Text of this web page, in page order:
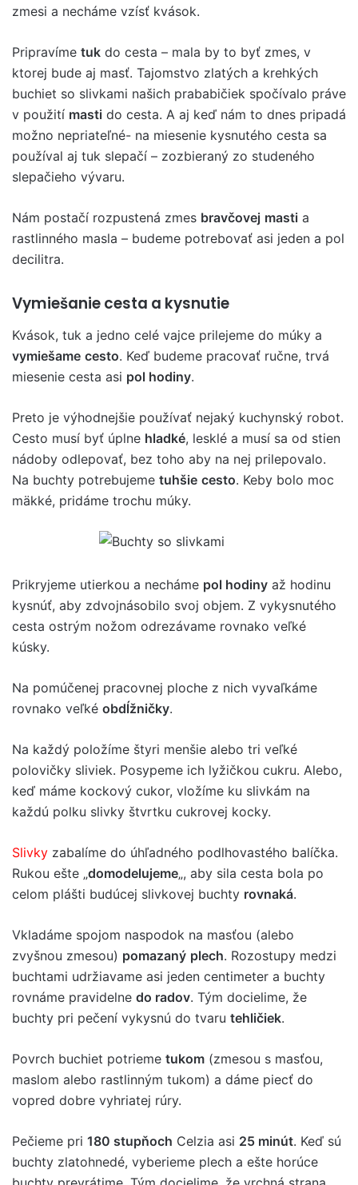
zmesi a necháme vzísť kvások.
Pripravíme tuk do cesta – mala by to byť zmes, v
ktorej bude aj masť. Tajomstvo zlatých a krehkých
buchiet so slivkami našich prababičiek spočívalo práve
v použití masti do cesta. A aj keď nám to dnes pripadá
možno nepriateľné- na miesenie kysnutého cesta sa
používal aj tuk slepačí – zozbieraný zo studeného
slepačieho vývaru.
Nám postačí rozpustená zmes bravčovej masti a
rastlinného masla – budeme potrebovať asi jeden a pol
decilitra.
Vymiešanie cesta a kysnutie
Kvások, tuk a jedno celé vajce prilejeme do múky a
vymiešame cesto. Keď budeme pracovať ručne, trvá
miesenie cesta asi pol hodiny.
Preto je výhodnejšie používať nejaký kuchynský robot.
Cesto musí byť úplne hladké, lesklé a musí sa od stien
nádoby odlepovať, bez toho aby na nej prilepovalo.
Na buchty potrebujeme tuhšie cesto. Keby bolo moc
mäkké, pridáme trochu múky.
Prikryjeme utierkou a necháme pol hodiny až hodinu
kysnúť, aby zdvojnásobilo svoj objem. Z vykysnutého
cesta ostrým nožom odrezávame rovnako veľké
kúsky.
Na pomúčenej pracovnej ploche z nich vyvaľkáme
rovnako veľké obdĺžničky.
Na každý položíme štyri menšie alebo tri veľké
polovičky sliviek. Posypeme ich lyžičkou cukru. Alebo,
keď máme kockový cukor, vložíme ku slivkám na
každú polku slivky štvrtku cukrovej kocky.
Slivky zabalíme do úhľadného podlhovastého balíčka.
Rukou ešte „domodelujeme„, aby sila cesta bola po
celom plášti budúcej slivkovej buchty rovnaká.
Vkladáme spojom naspodok na masťou (alebo
zvyšnou zmesou) pomazaný plech. Rozostupy medzi
buchtami udržiavame asi jeden centimeter a buchty
rovnáme pravidelne do radov. Tým docielime, že
buchty pri pečení vykysnú do tvaru tehličiek.
Povrch buchiet potrieme tukom (zmesou s masťou,
maslom alebo rastlinným tukom) a dáme piecť do
vopred dobre vyhriatej rúry.
Pečieme pri 180 stupňoch Celzia asi 25 minút. Keď sú
buchty zlatohnedé, vyberieme plech a ešte horúce